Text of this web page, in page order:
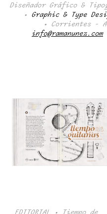
Diseñador Gráfico &
• Graphic & Type
• Corrientes -
info@ramanunez.com